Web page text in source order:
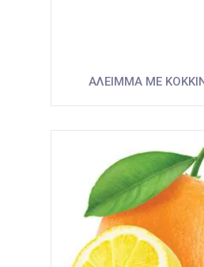
ΑΛΕΙΜΜΑ ΜΕ